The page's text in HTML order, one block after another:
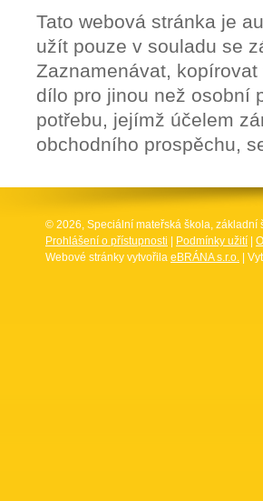
Tato webová stránka je
užít pouze v souladu se
Zaznamenávat,
dílo pro jinou než osobní
potřebu, jejímž účelem
obchodního prospěchu,
© 2026, Speciální mateřská škola, základní
Prohlášení o přístupnosti
Podmínky užití
Webové stránky vytvořila eBRÁNA s.r.o. |